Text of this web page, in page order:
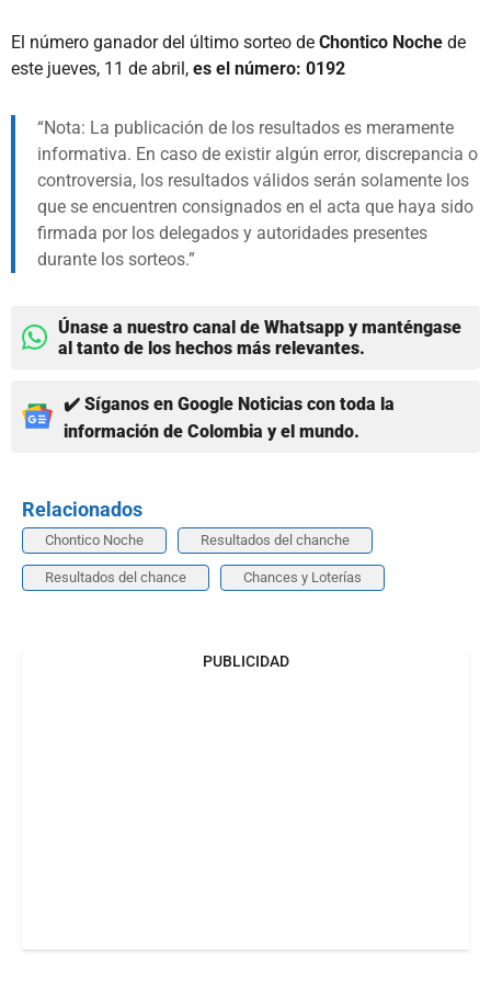
El número ganador del último sorteo de Chontico Noche de
este jueves, 11 de abril, es el número: 0192
Nota: La publicación de los resultados es meramente
informativa. En caso de existir algún error, discrepancia o
controversia, los resultados válidos serán solamente los
que se encuentren consignados en el acta que haya sido
firmada por los delegados y autoridades presentes
durante los sorteos.
Únase a nuestro canal de Whatsapp y manténgase
al tanto de los hechos más relevantes.
✔️ Síganos en Google Noticias con toda la
información de Colombia y el mundo.
Relacionados
Chontico Noche Resultados del chanche
Resultados del chance Chances y Loterías
PUBLICIDAD